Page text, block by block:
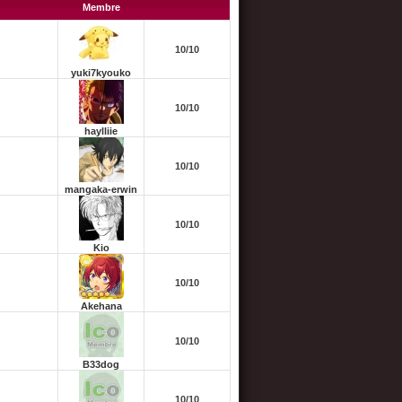
Membre
yuki7kyouko
10/10
haylliie
10/10
mangaka-erwin
10/10
Kio
10/10
Akehana
10/10
B33dog
10/10
10/10